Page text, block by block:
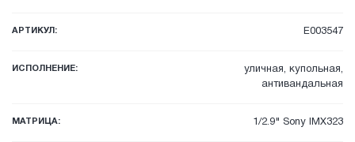
АРТИКУЛ: E003547
ИСПОЛНЕНИЕ:
уличная, купольная,
антивандальная
МАТРИЦА: 1/2.9" Sony IMX323